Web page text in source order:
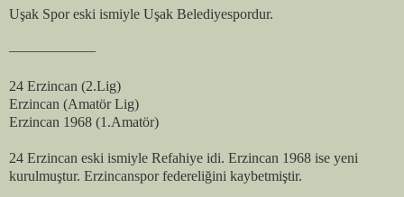
Uşak Spor eski ismiyle Uşak Belediyespordur.
——————
24 Erzincan (2.Lig)
Erzincan (Amatör Lig)
Erzincan 1968 (1.Amatör)
24 Erzincan eski ismiyle Refahiye idi. Erzincan 1968 ise yeni
kurulmuştur. Erzincanspor federeliğini kaybetmiştir.